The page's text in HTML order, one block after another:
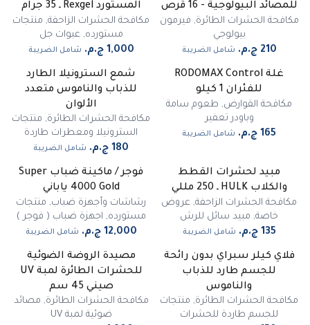
للمصائد البيولوجية - 16 قرص
مكافحة الحشرات الطائرة, فيرمون
بيولوجي
شامل الضريبة
المستورد Rexgel ـ 35 جرام
مكافحة الحشرات الزاحفة, منتجات
مستورده,عبوات جل
شامل الضريبة
غلة RODOMAX Control
للفئران 1 كيلو
مكافحة القوارض, طعوم سامة
وباودر تعفير
شامل الضريبة
شمع السترونيلا الطارد
للذباب والناموس متعدد
الألوان
مكافحة الحشرات الطائرة, منتجات
السترونيلا ومعطرات طاردة
شامل الضريبة
مبيد لحشرات القطط
والكلاب HULK ـ 250 مللي
مكافحة الحشرات الزاحفة, عروض
خاصة, مبيد سائل للرش
شامل الضريبة
غير متوفرفوجر / ماكينة ضباب Super
4000 Gold ياباني
رشاشات وأجهزة ضباب, منتجات
مستورده, اجهزة ضباب ( فوجر )
شامل الضريبة
فلاي كيلر سبراي بدون رائحة
للجسم طارد للذباب
والناموس
مكافحة الحشرات الطائرة, منتجات
للجسم طاردة للحشرات
مصيدة الروضة الضوئية
للحشرات الطائرة لمبة UV
صيني 45 سم
مكافحة الحشرات الطائرة, مصائد
ضوئية لمبة UV